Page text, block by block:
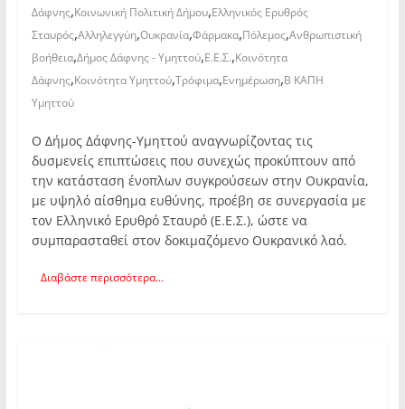
Δάφνης,Κοινωνική Πολιτική Δήμου,Ελληνικός Ερυθρός
Σταυρός,Αλληλεγγύη,Ουκρανία,Φάρμακα,Πόλεμος,Ανθρωπιστική
βοήθεια,Δήμος Δάφνης - Υμηττού,Ε.Ε.Σ.,Κοινότητα
Δάφνης,Κοινότητα Υμηττού,Τρόφιμα,Ενημέρωση,Β ΚΑΠΗ
Υμηττού
Ο Δήμος Δάφνης-Υμηττού αναγνωρίζοντας τις
δυσμενείς επιπτώσεις που συνεχώς προκύπτουν από
την κατάσταση ένοπλων συγκρούσεων στην Ουκρανία,
με υψηλό αίσθημα ευθύνης, προέβη σε συνεργασία με
τον Ελληνικό Ερυθρό Σταυρό (Ε.Ε.Σ.), ώστε να
συμπαρασταθεί στον δοκιμαζόμενο Ουκρανικό λαό.
Διαβάστε περισσότερα...